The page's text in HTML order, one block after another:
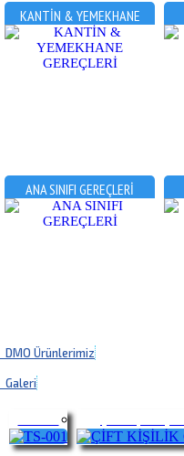
KANTİN & YEMEKHANE
GEREÇLERİ
ANA SINIFI GEREÇLERİ
DMO Ürünlerimiz
Galeri